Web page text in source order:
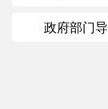
政府部门